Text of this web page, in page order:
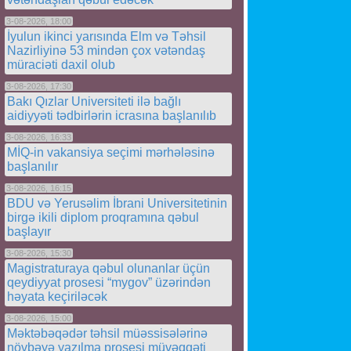
3-08-2026, 18:00
İyulun ikinci yarısında Elm və Təhsil
Nazirliyinə 53 mindən çox vətəndaş
müraciəti daxil olub
3-08-2026, 17:30
Bakı Qızlar Universiteti ilə bağlı
aidiyyəti tədbirlərin icrasına başlanılıb
3-08-2026, 16:33
MİQ-in vakansiya seçimi mərhələsinə
başlanılır
3-08-2026, 16:15
BDU və Yerusəlim İbrani Universitetinin
birgə ikili diplom proqramına qəbul
başlayır
3-08-2026, 15:30
Magistraturaya qəbul olunanlar üçün
qeydiyyat prosesi “mygov” üzərindən
həyata keçiriləcək
3-08-2026, 15:00
Məktəbəqədər təhsil müəssisələrinə
növbəyə yazılma prosesi müvəqqəti